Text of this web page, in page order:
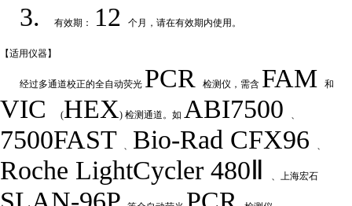
3. 有效期： 12 个月，请在有效期内使用 。
【适用仪器】
经过多通道校正的全自动荧光 PCR 检测仪，需含 FAM 和
VIC(HEX) 检测通道。如ABI7500 、
7500FAST 、 Bio-Rad CFX96 、
Roche LightCycler 480Ⅱ 、上海宏石